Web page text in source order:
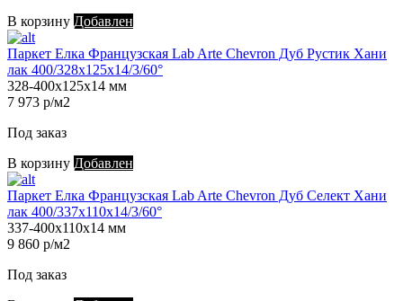
В корзину Добавлен
Паркет Елка Французская Lab Arte Chevron Дуб Рустик Хани
лак 400/328х125х14/3/60°
328-400х125х14 мм
7 973 р/м2
Под заказ
В корзину Добавлен
Паркет Елка Французская Lab Arte Chevron Дуб Селект Хани
лак 400/337х110х14/3/60°
337-400х110х14 мм
9 860 р/м2
Под заказ